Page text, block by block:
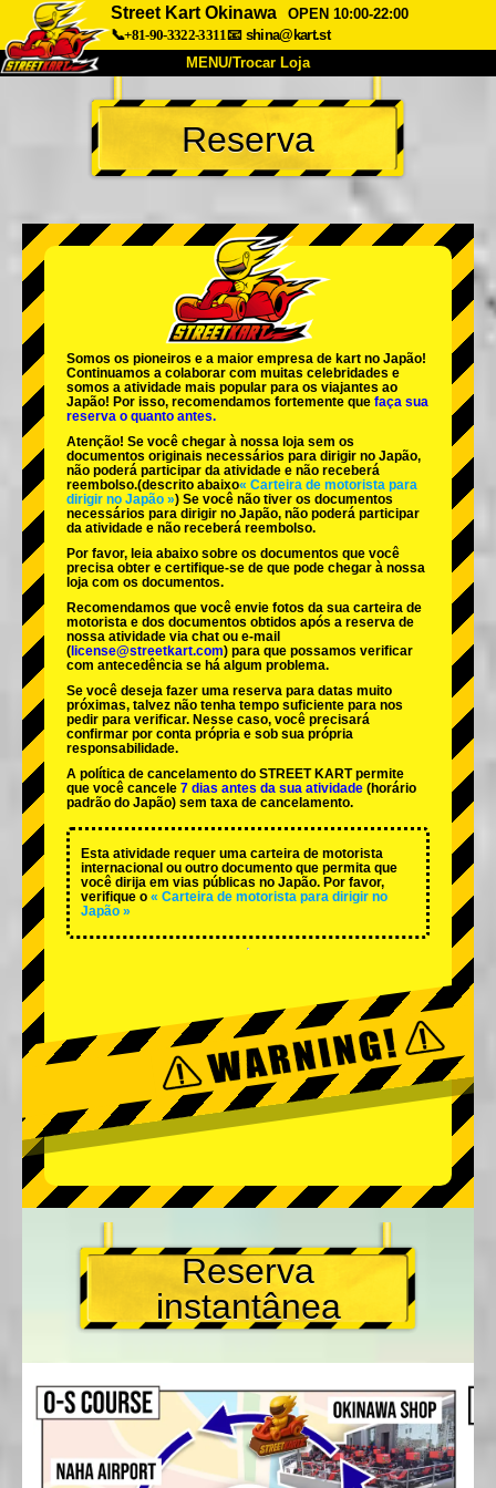
Street Kart Okinawa
OPEN 10:00-22:00
📞+81-90-3322-3311📧 shina@kart.st
MENU/Trocar Loja
INÍCIO
Sobre Especificações Preços
Empresa Reserva
Trocar Loja
Tokyo Shinagawa Tokyo Akihabara#1
Tokyo Akihabara#2
Tokyo Shibuya Annex Tokyo Bay
Tokyo Asakusa Osaka
Okinawa
Reserva
Somos os pioneiros e a maior empresa de kart no Japão!
Continuamos a colaborar com muitas celebridades e
somos a atividade mais popular para os viajantes ao
Japão! Por isso, recomendamos fortemente que faça sua
reserva o quanto antes.
Atenção! Se você chegar à nossa loja sem os
documentos originais necessários para dirigir no Japão,
não poderá participar da atividade e não receberá
reembolso.(descrito abaixo« Carteira de motorista para
dirigir no Japão ») Se você não tiver os documentos
necessários para dirigir no Japão, não poderá participar
da atividade e não receberá reembolso.
Por favor, leia abaixo sobre os documentos que você
precisa obter e certifique-se de que pode chegar à nossa
loja com os documentos.
Recomendamos que você envie fotos da sua carteira de
motorista e dos documentos obtidos após a reserva de
nossa atividade via chat ou e-mail
( license@streetkart.com) para que possamos verificar
com antecedência se há algum problema.
Se você deseja fazer uma reserva para datas muito
próximas, talvez não tenha tempo suficiente para nos
pedir para verificar. Nesse caso, você precisará
confirmar por conta própria e sob sua própria
responsabilidade.
A política de cancelamento do STREET KART permite
que você cancele 7 dias antes da sua atividade (horário
padrão do Japão) sem taxa de cancelamento.
Esta atividade requer uma carteira de motorista
internacional ou outro documento que permita que
você dirija em vias públicas no Japão. Por favor,
verifique o « Carteira de motorista para dirigir no
Japão »
Reserva
instantânea